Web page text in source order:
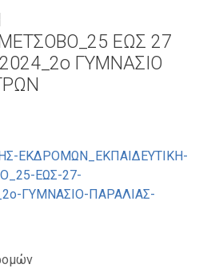
ΕΩΣ 27
ΓΥΜΝΑΣΙΟ
ΕΚΔΡΟΜΩΝ_ΕΚΠΑΙΔΕΥΤΙΚΗ-
ΕΩΣ-27-
ΓΥΜΝΑΣΙΟ-ΠΑΡΑΛΙΑΣ-